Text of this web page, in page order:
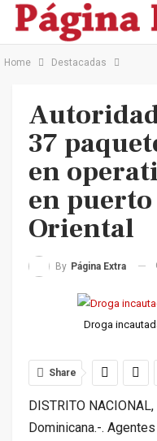
Home Destacadas
37
en
en
Oriental
By Página Extra
Droga
Share
DISTRITO
Dominicana.-.